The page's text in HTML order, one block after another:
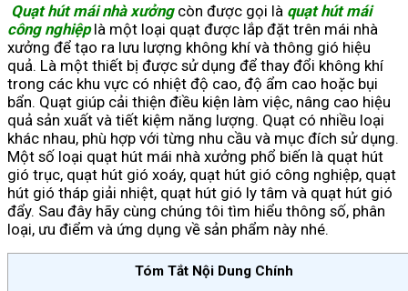
Quạt hút mái nhà xưởngcòn được gọi là quạt hút mái
công nghiệplà một loại quạt được lắp đặt trên mái nhà
xưởng để tạo ra lưu lượng không khí và thông gió hiệu
quả. Là một thiết bị được sử dụng để thay đổi không khí
trong các khu vực có nhiệt độ cao, độ ẩm cao hoặc bụi
bẩn. Quạt giúp cải thiện điều kiện làm việc, nâng cao hiệu
quả sản xuất và tiết kiệm năng lượng. Quạt có nhiều loại
khác nhau, phù hợp với từng nhu cầu và mục đích sử dụng.
Một số loại quạt hút mái nhà xưởng phổ biến là quạt hút
gió trục, quạt hút gió xoáy, quạt hút gió công nghiệp, quạt
hút gió tháp giải nhiệt, quạt hút gió ly tâm và quạt hút gió
đẩy. Sau đây hãy cùng chúng tôi tìm hiểu thông số, phân
loại, ưu điểm và ứng dụng về sản phẩm này nhé.
Tóm Tắt Nội Dung Chính